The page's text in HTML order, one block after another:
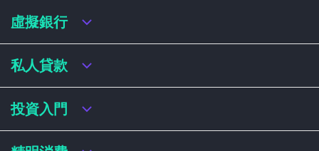
虛擬銀行
虛擬銀行迎新優惠
虛擬銀行存款利率比較
虛擬銀行銀扣賬卡 / 信用卡
虛擬銀行貸款
私人貸款
私人貸款年利率比較
網上即批貸款
結餘轉戶
投資入門
港股戶口收費及迎新優惠